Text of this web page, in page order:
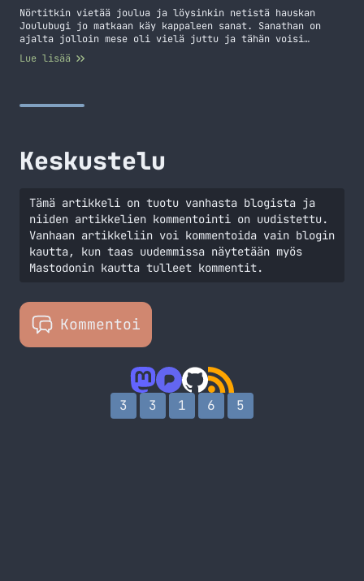
Nörtitkin vietää joulua ja löysinkin netistä hauskan
Joulubugi jo matkaan käy kappaleen sanat. Sanathan on
ajalta jolloin mese oli vielä juttu ja tähän voisi
käyttää lausahdusta "Jonnet ei muista". Nörtähtävät sanat
ja minusta tämä ansaitsi oman luukun.
Lue lisää
Keskustelu
Tämä artikkeli on tuotu vanhasta blogista ja
niiden artikkelien kommentointi on uudistettu.
Vanhaan artikkeliin voi kommentoida vain blogin
kautta, kun taas uudemmissa näytetään myös
Mastodonin kautta tulleet kommentit.
Kommentoi
3 3 1 6 5